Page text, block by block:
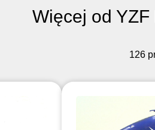
Więcej od
126